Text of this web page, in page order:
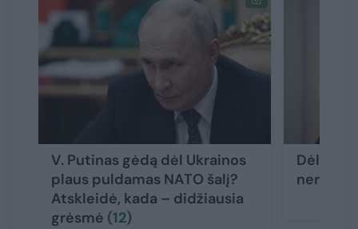
V. Putinas gėdą dėl Ukrainos
plaus puldamas NATO šalį?
Atskleidė, kada – didžiausia
grėsmė (12)
Dėl J.